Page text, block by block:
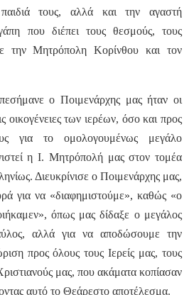
τους, αλλά και την αγαστή
που διέπει τους θεσμούς, τους
την Μητρόπολη Κορίνθου και τον
ο Ποιμενάρχης μας ήταν οι
οικογένειες των ιερέων, όσο και προς
για το ομολογουμένως μεγάλο
η Ι. Μητρόπολή μας στον τομέα
Διευκρίνισε ο Ποιμενάρχης μας,
για να «διαφημιστούμε», καθώς «ο
, όπως μας δίδαξε ο μεγάλος
αλλά για να αποδώσουμε την
προς όλους τους Ιερείς μας, τους
μας, που ακάματα κοπίασαν
αυτό το Θεάρεστο αποτέλεσμα.